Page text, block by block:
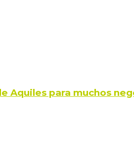
Aquiles para muchos